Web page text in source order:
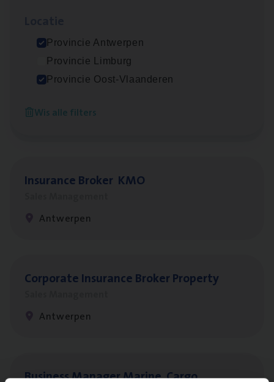
Provincie Antwerpen
Provincie Limburg
Provincie Oost-Vlaanderen
Wis alle filters
Insu­ran­ce Bro­ker Trans­port&
Antwerpen
Insu­ran­ce Bro­ker KMO
Antwerpen
Cor­po­ra­te Insu­ran­ce Bro­ker Property
Antwerpen
Busi­ness Mana­ger Mari­ne Cargo